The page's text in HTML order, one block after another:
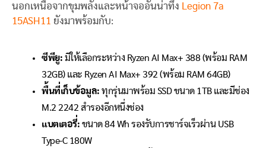
นอกเหนือจากขุมพลังและหน้าจออันน่าทึ่ง
Legion 7a
15ASH11 ยังมาพร้อมกับ:
ซีพียู: มีให้เลือกระหว่าง Ryzen AI Max+ 388 (พร้อม RAM
32GB) และ Ryzen AI Max+ 392 (พร้อม RAM 64GB)
พื้นที่เก็บข้อมูล: ทุกรุ่นมาพร้อม SSD ขนาด 1TB และมีช่อง
M.2 2242 สำรองอีกหนึ่งช่อง
แบตเตอรี่: ขนาด 84 Wh รองรับการชาร์จเร็วผ่าน USB
Type-C 180W